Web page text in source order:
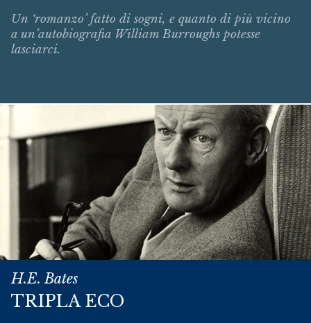
Un ‘romanzo’ fatto di sogni, e quanto di più vicino
a un’autobiografia William Burroughs potesse
lasciarci.
H.E. Bates
TRIPLA ECO